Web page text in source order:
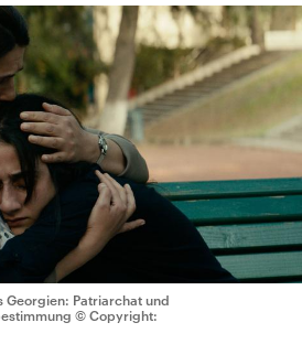
Georgien: Patriarchat und
© Copyright: